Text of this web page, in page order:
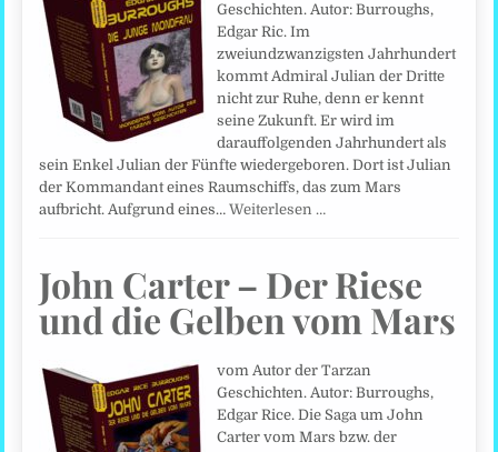
Geschichten. Autor: Burroughs,
Edgar Ric. Im
zweiundzwanzigsten Jahrhundert
kommt Admiral Julian der Dritte
nicht zur Ruhe, denn er kennt
seine Zukunft. Er wird im
darauffolgenden Jahrhundert als
sein Enkel Julian der Fünfte wiedergeboren. Dort ist Julian
der Kommandant eines Raumschiffs, das zum Mars
aufbricht. Aufgrund eines…Weiterlesen …
John Carter – Der Riese
und die Gelben vom Mars
vom Autor der Tarzan
Geschichten. Autor: Burroughs,
Edgar Rice. Die Saga um John
Carter vom Mars bzw. der